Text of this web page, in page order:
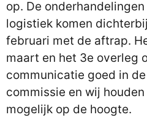
op. De
logistiek komen
februari met de aftrap.
maart en het 3e overleg
communicatie goed in
commissie en wij
mogelijk op de hoogte.